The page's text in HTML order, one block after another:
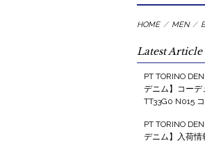
HOME / MEN /
Latest Article
PT TORINO
デニム】コーデ
TT33G0 N015
PT TORINO
デニム】入荷